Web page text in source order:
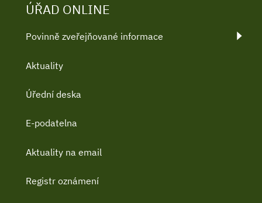
ÚŘAD ONLINE
Povinně zveřejňované informace
Aktuality
Úřední deska
E-podatelna
Aktuality na email
Registr oznámení